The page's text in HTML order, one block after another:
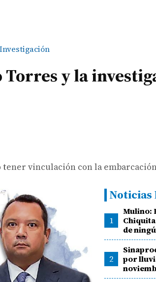
Investigación
Torres y la
tener vinculación con la
Noticias
1
Mulino:
Chiquita
de
2
por